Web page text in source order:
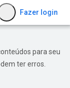
Fazer login
para seu
ter erros.